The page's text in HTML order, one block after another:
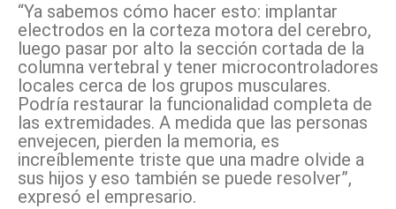
“Ya sabemos cómo hacer esto: implantar
electrodos en la corteza motora del cerebro,
luego pasar por alto la sección cortada de la
columna vertebral y tener microcontroladores
locales cerca de los grupos musculares.
Podría restaurar la funcionalidad completa de
las extremidades. A medida que las personas
envejecen, pierden la memoria, es
increíblemente triste que una madre olvide a
sus hijos y eso también se puede resolver”,
expresó el empresario.